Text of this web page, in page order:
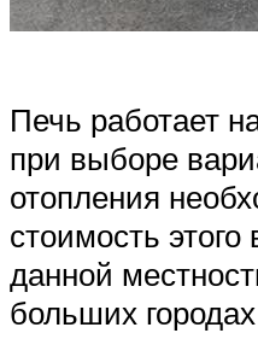
Печь работает
при выборе
отопления
стоимость
данной
больших